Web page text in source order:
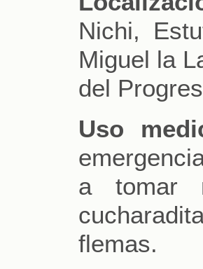
Nichi,
Miguel la
del
Uso
a tomar
flemas.